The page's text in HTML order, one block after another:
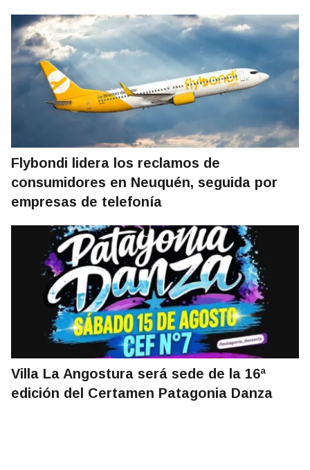
Flybondi lidera los reclamos de
consumidores en Neuquén, seguida por
empresas de telefonía
Villa La Angostura será sede de la 16ª
edición del Certamen Patagonia Danza